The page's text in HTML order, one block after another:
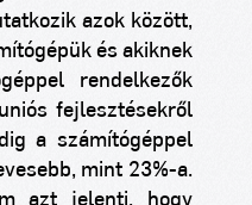
azok között,
és akiknek
rendelkezők
fejlesztésekről
a számítógéppel
mint 23%-a.
azt jelenti, hogy